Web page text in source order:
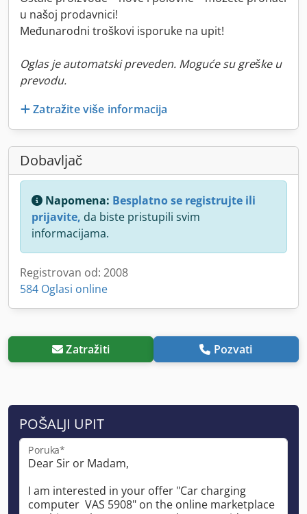
u našoj prodavnici!
Međunarodni troškovi isporuke na upit!
Oglas je automatski preveden. Moguće su greške u
prevodu.
Zatražite više informacija
Dobavljač
Napomena: Besplatno se registrujte ili
prijavite, da biste pristupili svim
informacijama.
Registrovan od: 2008
584 Oglasi online
Zatražiti Pozvati
POŠALJI UPIT
Poruka*